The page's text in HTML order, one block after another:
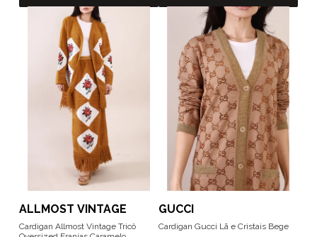
ALLMOST VINTAGE
Cardigan Allmost Vintage Tricô
GUCCI
Cardigan Gucci Lã e Cristais Bege